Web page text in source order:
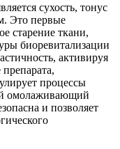
сухость, тонус
Это первые
старение ткани,
биоревитализации
активируя
процессы
омолаживающий
и позволяет